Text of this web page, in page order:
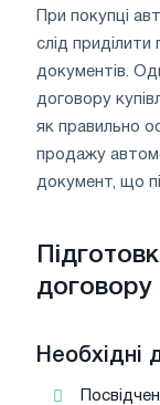
При покупці
слід
документів.
договору
як правильно
продажу
документ, що
договору
Необхідні